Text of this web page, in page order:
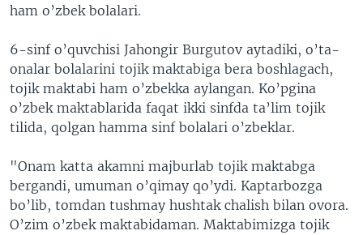
ham o’zbek bolalari.
6-sinf o’quvchisi Jahongir Burgutov aytadiki, o’ta-
onalar bolalarini tojik maktabiga bera boshlagach,
tojik maktabi ham o’zbekka aylangan. Ko’pgina
o’zbek maktablarida faqat ikki sinfda ta’lim tojik
tilida, qolgan hamma sinf bolalari o’zbeklar.
"Onam katta akamni majburlab tojik maktabga
bergandi, umuman o’qimay qo’ydi. Kaptarbozga
bo’lib, tomdan tushmay hushtak chalish bilan ovora.
O’zim o’zbek maktabidaman. Maktabimizga tojik